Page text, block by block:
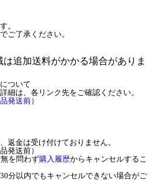
。
ご了承ください。
追加送料がかかる場合がありま
ついて
細は、各リンク先をご確認ください。
発送前）
返金は受け付けておりません。
発送前）
を問わず購入履歴からキャンセルするこ
分以内でもキャンセルできない場合がご